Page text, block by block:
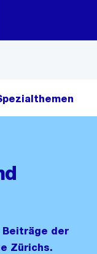
Beiträge der
Zürichs.